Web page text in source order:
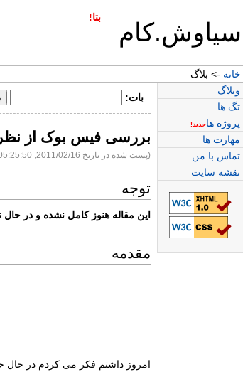
سیاوش.کام
بتا!
خانه -> بلاگ
وبلاگ
تگ ها
پروژه هاجدید!
مهارت ها
تماس با من
نقشه سایت
بات:
بررسی فیس بوک از
(پست شده در تاریخ 2011/02/16, 05:25:50)
توجه
این مقاله هنوز کامل نشده و در
مقدمه